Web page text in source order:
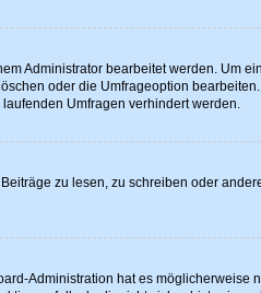
Administrator bearbeitet werden. Um
oder die Umfrageoption
Umfragen verhindert werden.
zu lesen, zu schreiben oder
Administration hat es